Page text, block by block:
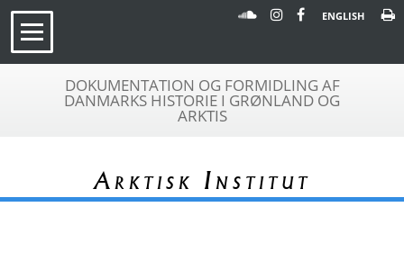
ENGLISH
DOKUMENTATION OG FORMIDLING AF
DANMARKS HISTORIE I GRØNLAND OG
ARKTIS
Arktisk Institut